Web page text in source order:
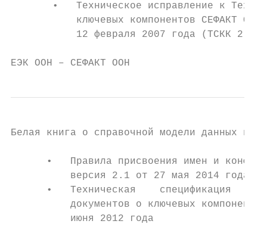
•   Техническое исправление к
ключевых компонентов СЕФАКТ
12 февраля 2007 года (ТСКК 2.01
ЕЭК ООН – СЕФАКТ ООН
Белая книга о справочной модели данных в1
•   Правила присвоения имен и
версия 2.1 от 27 мая 2014 года
•   Техническая    спецификация
документов о ключевых
          июня 2012 года